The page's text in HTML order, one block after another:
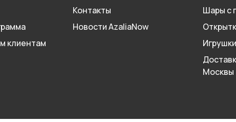
клиентам
Контакты
Новости AzaliaNow
Шары с
Игрушки
Москвы